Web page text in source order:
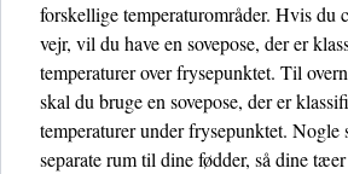
forskellige temperaturområder. Hvis du
vejr, vil du have en sovepose, der er
temperaturer over frysepunktet. Til
skal du bruge en sovepose, der er
temperaturer under frysepunktet. Nogle
separate rum til dine fødder, så dine